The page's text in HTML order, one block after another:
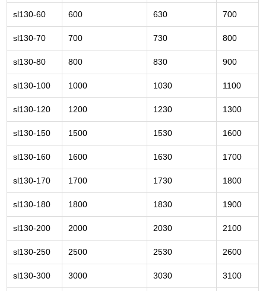
sl130-60 600 630 700
sl130-70 700 730 800
sl130-80 800 830 900
sl130-100 1000 1030 1100
sl130-120 1200 1230 1300
sl130-150 1500 1530 1600
sl130-160 1600 1630 1700
sl130-170 1700 1730 1800
sl130-180 1800 1830 1900
sl130-200 2000 2030 2100
sl130-250 2500 2530 2600
sl130-300 3000 3030 3100